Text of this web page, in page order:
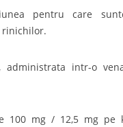
pentru care
rinichilor.
administrata intr-o
100 mg / 12,5 mg pe